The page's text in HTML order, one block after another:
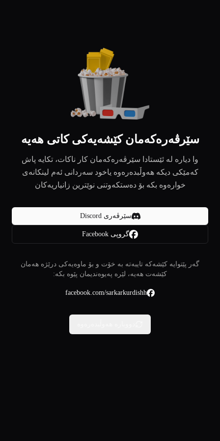
سێرڤەرەکەمان کێشەیەکی کاتی هەیە
وا دیارە لە ئێستادا سێرڤەرەکەمان کار ناکات، تکایە پاش
کەمێکی دیکە هەوڵبدەرەوە یاخود سەردانی ئەم لینکانەی
خوارەوە بکە بۆ دەستکەوتنی نوێترین زانیاریەکان
سێرڤەری Discord
گروپی Facebook
گەر پێتوایە کێشەکە تایبەتە بە خۆت و بۆ ماوەیەکی درێژە هەمان
کێشەت هەیە، لێرە پەیوەندیمان پێوە بکە:
facebook.com/sarkarkurdishh